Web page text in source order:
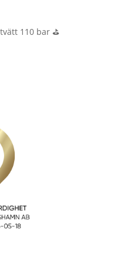
110 bar ⛳️